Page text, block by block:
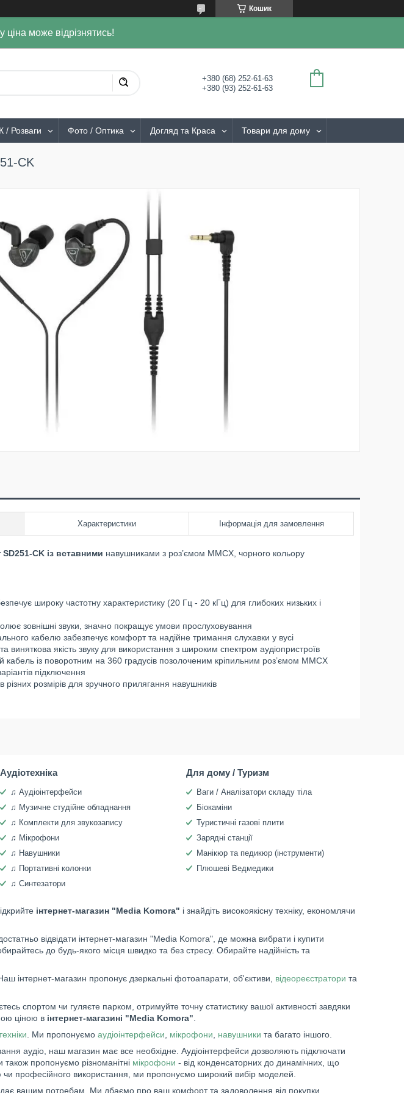
Кошик
ціна може відрізнятись!
+380 (68) 252-61-63
+380 (93) 252-61-63
/ Розваги Фото / Оптика Догляд та Краса Товари для дому
CK
Характеристики Інформація для замовлення
CK із вставними навушниками з роз’ємом MMCX, чорного кольору
широку частотну характеристику (20 Гц - 20 кГц) для глибоких низьких і
зовнішні звуки, значно покращує умови прослуховування
кабелю забезпечує комфорт та надійне тримання слухавки у вусі
виняткова якість звуку для використання з широким спектром аудіопристроїв
із поворотним на 360 градусів позолоченим кріпильним роз’ємом MMCX
підключення
різних розмірів для зручного прилягання навушників
Аудіотехніка
♫ Аудіоінтерфейси
♫ Музичне студійне обладнання
♫ Комплекти для звукозапису
♫ Мікрофони
♫ Навушники
♫ Портативні колонки
♫ Синтезатори
Для дому / Туризм
Ваги / Аналізатори складу тіла
Біокаміни
Туристичні газові плити
Зарядні станції
Манікюр та педикюр (інструменти)
Плюшеві Ведмедики
інтернет-магазин "Media Komora" і знайдіть високоякісну техніку, економлячи
відвідати інтернет-магазин "Media Komora", де можна вибрати і купити
до будь-якого місця швидко та без стресу. Обирайте надійність та
інтернет-магазин пропонує дзеркальні фотоапарати, об'єктиви, відеореєстратори та
спортом чи гуляєте парком, отримуйте точну статистику вашої активності завдяки
ціною в інтернет-магазині "Media Komora"
. Ми пропонуємо аудіоінтерфейси мікрофони навушники та багато іншого.
аудіо, наш магазин має все необхідне. Аудіоінтерфейси дозволяють підключати
пропонуємо різноманітні мікрофони - від конденсаторних до динамічних, що
професійного використання, ми пропонуємо широкий вибір моделей.
вашим потребам. Ми дбаємо про ваш комфорт та задоволення від покупки.